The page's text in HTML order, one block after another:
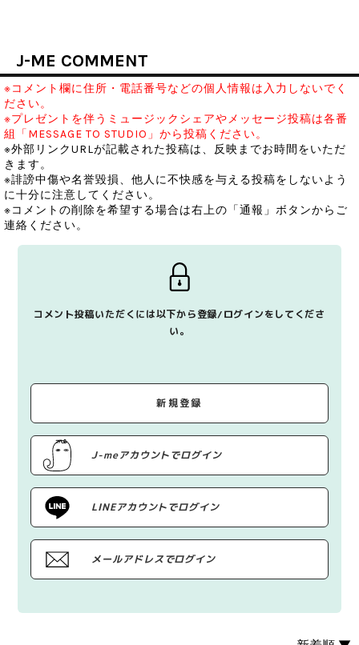
J-ME COMMENT
※コメント欄に住所・電話番号などの個人情報は入力しないでく
ださい。
※プレゼントを伴うミュージックシェアやメッセージ投稿は各番
組「MESSAGE TO STUDIO」から投稿ください。
※外部リンクURLが記載された投稿は、反映までお時間をいただ
きます。
※誹謗中傷や名誉毀損、他人に不快感を与える投稿をしないよう
に十分に注意してください。
※コメントの削除を希望する場合は右上の「通報」ボタンからご
連絡ください。
コメント投稿いただくには以下から登録/ログインをしてくださ
い。
新規登録
J-meアカウントでログイン
LINEアカウントでログイン
メールアドレスでログイン